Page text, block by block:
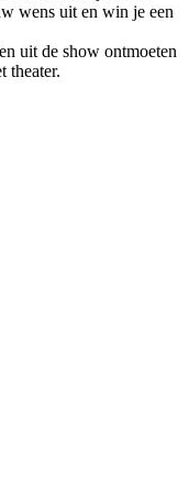
wens uit en win je een
uit de show ontmoeten
theater.